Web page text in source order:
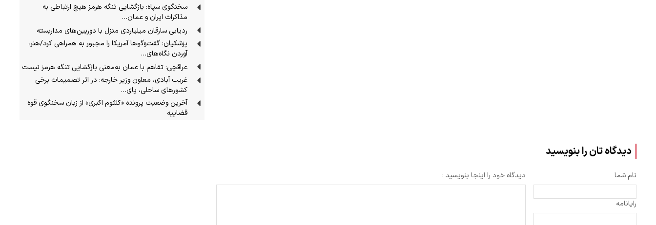
دیدگاه تان را بنویسید
نام شما
رایانامه
دیدگاه خود را اینجا بنویسید :
سخنگوی سپاه: بازگشایی تنگه هرمز هیچ ارتباطی به
مذاکرات ایران و عمان…
ردیابی سارقان میلیاردی منزل با دوربین‌های مداربسته
پزشکیان: گفت‌وگوها آمریکا را مجبور به همراهی کرد/هنر،
آوردن نگاه‌های…
عراقچی: تفاهم با عمان به‌معنی بازگشایی تنگه هرمز نیست
غریب آبادی، معاون وزیر خارجه: در اثر تصمیمات برخی
کشورهای ساحلی، پای…
آخرین وضعیت پرونده «کلثوم اکبری» از زبان سخنگوی قوه
قضاییه